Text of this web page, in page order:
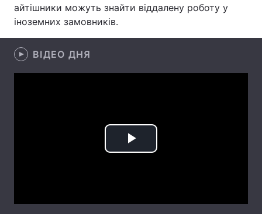
Тема оформлення
айтішники можуть знайти віддалену роботу у
іноземних замовників.
ВІДЕО ДНЯ
Play